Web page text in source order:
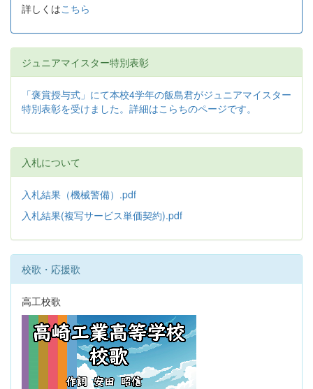
詳しくはこちら
ジュニアマイスター特別表彰
「褒賞授与式」にて本校4学年の飯島君がジュニアマイスター
特別表彰を受けました。詳細はこらちのページです。
入札について
入札結果（機械警備）.pdf
入札結果(複写サービス単価契約).pdf
校歌・応援歌
高工校歌